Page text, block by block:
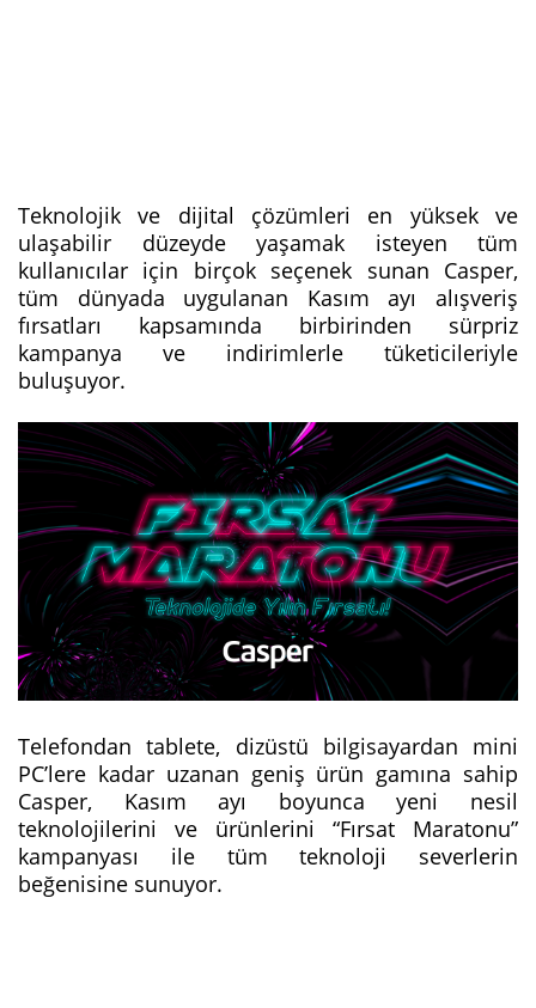
Teknolojik ve dijital çözümleri en yüksek ve
ulaşabilir düzeyde yaşamak isteyen tüm
kullanıcılar için birçok seçenek sunan Casper,
tüm dünyada uygulanan Kasım ayı alışveriş
fırsatları kapsamında birbirinden sürpriz
kampanya ve indirimlerle tüketicileriyle
buluşuyor.
Telefondan tablete, dizüstü bilgisayardan mini
PC’lere kadar uzanan geniş ürün gamına sahip
Casper, Kasım ayı boyunca yeni nesil
teknolojilerini ve ürünlerini “Fırsat Maratonu”
kampanyası ile tüm teknoloji severlerin
beğenisine sunuyor.